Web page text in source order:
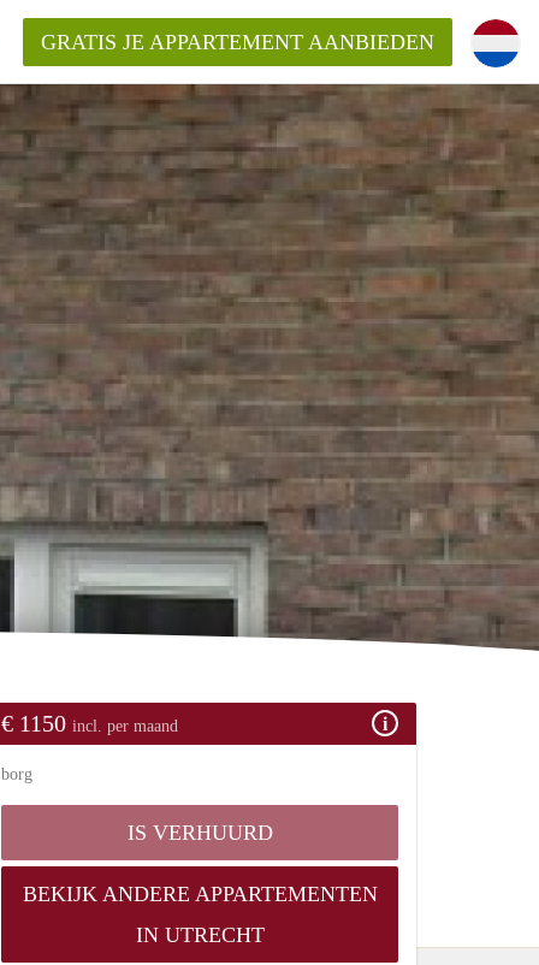
?
het aangeboden
GRATIS JE APPARTEMENT AANBIEDEN
€ 1150 incl. per maand
borg
IS VERHUURD
BEKIJK ANDERE APPARTEMENTEN
IN UTRECHT